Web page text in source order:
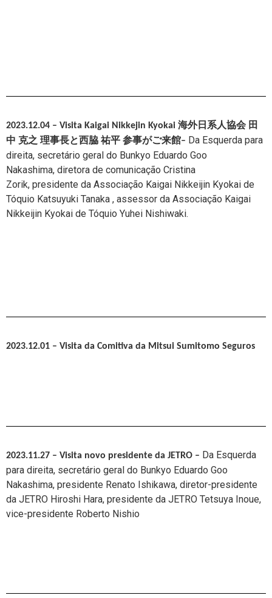
2023.12.04 – Visita Kaigai Nikkejin Kyokai 海外日系人協会 田
中 克之 理事長と西脇 祐平 参事がご来館– Da Esquerda para
direita, secretário geral do Bunkyo Eduardo Goo
Nakashima, diretora de comunicação Cristina
Zorik, presidente da Associação Kaigai Nikkeijin Kyokai de
Tóquio Katsuyuki Tanaka , assessor da Associação Kaigai
Nikkeijin Kyokai de Tóquio Yuhei Nishiwaki.
2023.12.01 – Visita da Comitiva da Mitsui Sumitomo Seguros
2023.11.27 – Visita novo presidente da JETRO – Da Esquerda
para direita, secretário geral do Bunkyo Eduardo Goo
Nakashima, presidente Renato Ishikawa, diretor-presidente
da JETRO Hiroshi Hara, presidente da JETRO Tetsuya Inoue,
vice-presidente Roberto Nishio